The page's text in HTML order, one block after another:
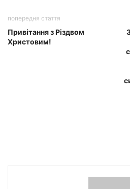
попередня стаття
Привітання з Різдвом
Христовим!